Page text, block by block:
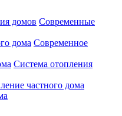
Современные
Современное
Система отопления
частного дома